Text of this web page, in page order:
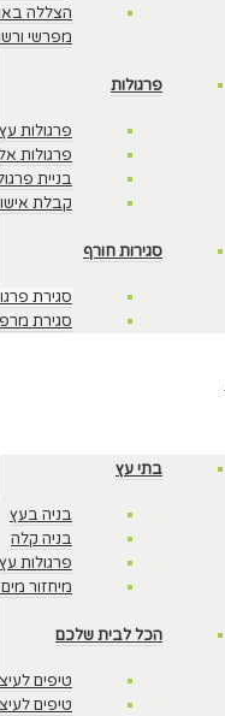
הצללה
מפרשי
פרגולות
פרגולות עץ
פרגולות
בניית
קבלת
סגירות חורף
סגירת
סגירת
בתי עץ
בניה בעץ
בניה קלה
פרגולות עץ
מיחזור
הכל לבית שלכם
טיפים
טיפים